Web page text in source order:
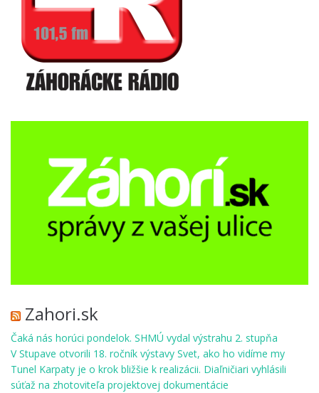
Zahori.sk
Čaká nás horúci pondelok. SHMÚ vydal výstrahu 2. stupňa
V Stupave otvorili 18. ročník výstavy Svet, ako ho vidíme my
Tunel Karpaty je o krok bližšie k realizácii. Diaľničiari vyhlásili
súťaž na zhotoviteľa projektovej dokumentácie